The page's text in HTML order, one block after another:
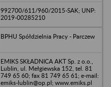
992700/611/960/2015-SAK; UNP:
2019-00285210
BPHU Spółdzielnia Pracy - Parczew
EMIKS SKŁADNICA AKT Sp. z o.o.,
Lublin, ul. Mełgiewska 152, tel. 81
749 65 60; fax 81 749 65 61; e-mail:
emiks-lublin@op.pl; www.emiks.pl